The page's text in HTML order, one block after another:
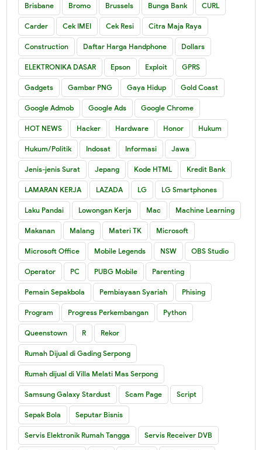
Brisbane Bromo Brussels Bunga Bank CURL
Carder Cek IMEI Cek Resi Citra Maja Raya
Construction Daftar Harga Handphone Dollars
ELEKTRONIKA DASAR Epson Exploit GPRS
Gadgets Gambar PNG Gaya Hidup Gold Coast
Google Admob Google Ads Google Chrome
HOT NEWS Hacker Hardware Honor Hukum
Hukum/Politik Indosat Informasi Jawa
Jenis-jenis Surat Jepang Kode HTML Kredit Bank
LAMARAN KERJA LAZADA LG LG Smartphones
Laku Pandai Lowongan Kerja Mac Machine Learning
Makanan Malang Materi TK Microsoft
Microsoft Office Mobile Legends NSW OBS Studio
Operator PC PUBG Mobile Parenting
Pemain Sepakbola Pembiayaan Syariah Phising
Program Progress Perkembangan Python
Queenstown R Rekor
Rumah Dijual di Gading Serpong
Rumah dijual di Villa Melati Mas Serpong
Samsung Galaxy Stardust Scam Page Script
Sepak Bola Seputar Bisnis
Servis Elektronik Rumah Tangga Servis Receiver DVB